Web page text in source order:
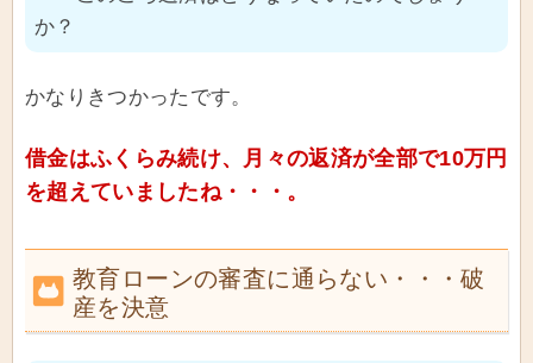
か？
かなりきつかったです。
借金はふくらみ続け、月々の返済が全部で10万円
を超えていましたね・・・。
教育ローンの審査に通らない・・・破
産を決意